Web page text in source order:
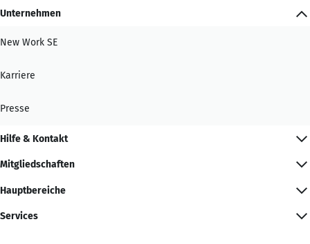
Unternehmen
New Work SE
Karriere
Presse
Hilfe & Kontakt
Mitgliedschaften
Hauptbereiche
Services